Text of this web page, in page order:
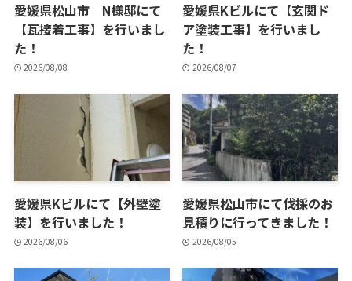
愛媛県松山市 N様邸にて
【瓦接着工事】を行いまし
た！
2026/08/08
愛媛県Kビルにて【玄関ド
ア塗装工事】を行いまし
た！
2026/08/07
愛媛県Kビルにて【外壁塗
装】を行いました！
2026/08/06
愛媛県松山市にて伐採のお
見積りに行ってきました！
2026/08/05